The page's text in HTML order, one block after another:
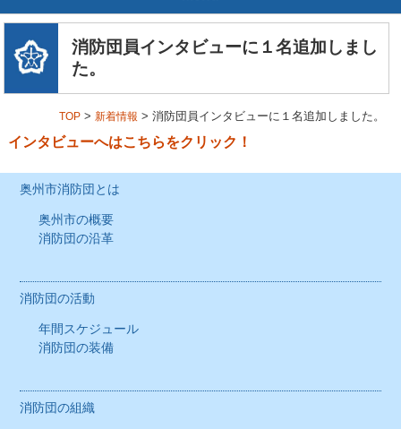
奥州市消防団とは
奥州市の概要
消防団の沿革
消防団の装備
消防団の組織
本部
その他の組織
消防団員インタビューに１名追加しまし
た。
TOP >新着情報 > 消防団員インタビューに１名追加しました。
インタビューへはこちらをクリック！
奥州市消防団とは
奥州市の概要
消防団の沿革
消防団の活動
年間スケジュール
消防団の装備
消防団の組織